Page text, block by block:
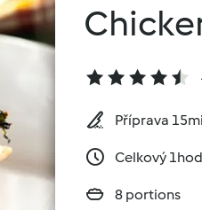
Příprava
Celkový
8 portions